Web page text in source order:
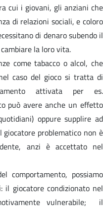
cui i giovani, gli anziani che
di relazioni sociali, e coloro
di denaro subendo il
la loro vita.
come tabacco o alcol, che
caso del gioco si tratta di
attivata per es.
può avere anche un effetto
oppure supplire ad
giocatore problematico non è
anzi è accettato nel
comportamento, possiamo
il giocatore condizionato nel
vulnerabile; il